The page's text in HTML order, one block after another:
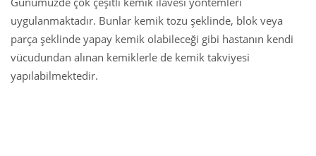
uygulanmaktadır. Bunlar kemik tozu şeklinde, blok veya
parça şeklinde yapay kemik olabileceği gibi hastanın kendi
vücudundan alınan kemiklerle de kemik takviyesi
yapılabilmektedir.